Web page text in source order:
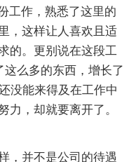
工作，熟悉了这里的
，这样让人喜欢且适
的。更别说在这段工
么多的东西，增长了
没能来得及在工作中
力，却就要离开了。
，并不是公司的待遇